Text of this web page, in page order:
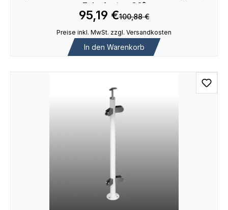
Eckpfosten 90°
95,19 €100,88 €
Preise inkl. MwSt. zzgl. Versandkosten
In den Warenkorb